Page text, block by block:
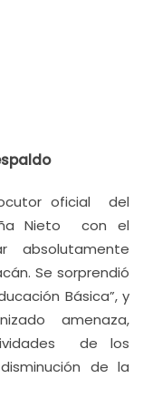
oficial del
Nieto con el
Se sorprendió
Básica”, y
amenaza,
de los
de la